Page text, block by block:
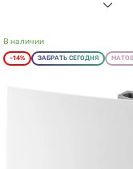
В наличии
-14% ЗАБРАТЬ СЕГОДНЯ